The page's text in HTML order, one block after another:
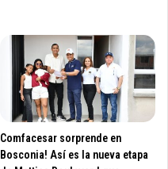
Comfacesar sorprende en
Bosconia! Así es la nueva etapa